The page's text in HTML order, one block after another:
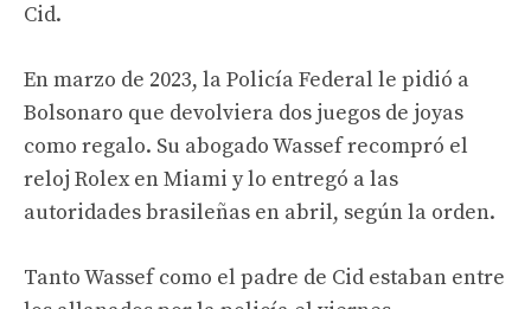
Cid.
En marzo de 2023, la Policía Federal le pidió a
Bolsonaro que devolviera dos juegos de joyas
como regalo. Su abogado Wassef recompró el
reloj Rolex en Miami y lo entregó a las
autoridades brasileñas en abril, según la orden.
Tanto Wassef como el padre de Cid estaban entre